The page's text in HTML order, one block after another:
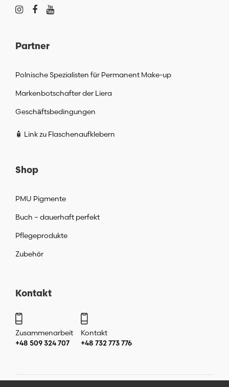
Partner
Polnische Spezialisten für Permanent Make-up
Markenbotschafter der Liera
Geschäftsbedingungen
🧴 Link zu Flaschenaufklebern
Shop
PMU Pigmente
Buch – dauerhaft perfekt
Pflegeprodukte
Zubehör
Kontakt
Zusammenarbeit
+48 509 324 707
Kontakt
+48 732 773 776